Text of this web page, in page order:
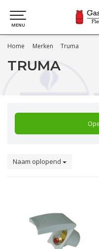
MENU
Home Merken Truma
TRUMA
Naam oplopend